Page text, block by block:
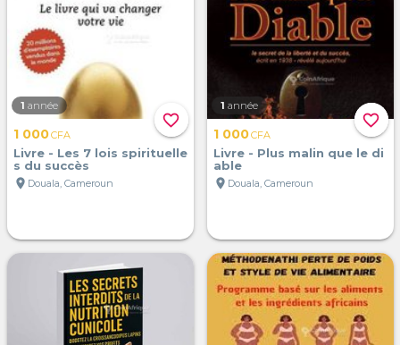
favorite_border
1 année
1 000CFA
Livre - Les 7 lois spirituelle
s du succès
location_on Douala, Cameroun
favorite_border
1 année
1 000CFA
Livre - Plus malin que le di
able
location_on Douala, Cameroun